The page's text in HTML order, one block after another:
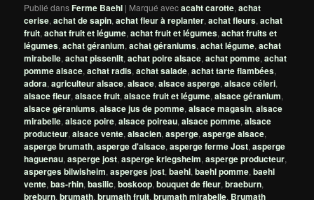
Publié dansFerme Baehl | Marqué avecacaht carotte,achat
cerise,achat de sapin,achat fleur à replanter,achat fleurs,achat
fruit,achat fruit et légume,achat fruit et légumes,achat fruits et
légumes,achat géranium,achat géraniums,achat légume,achat
mirabelle,achat pissenlit,achat poire alsace,achat pomme,achat
pomme alsace,achat radis,achat salade,achat tarte flambées,
adora,agriculteur alsace,alsace,alsace asperge,alsace céleri,
alsace fleur,alsace fruit,alsace fruit et légume,alsace géranium,
alsace géraniums,alsace jus de pomme,alsace magasin,alsace
mirabelle,alsace poire,alsace poireau,alsace pomme,alsace
producteur,alsace vente,alsacien,asperge,asperge alsace,
asperge brumath,asperge d'alsace,asperge ferme Jost,asperge
haguenau,asperge jost,asperge kriegsheim,asperge producteur,
asperges bilwisheim,asperges jost,baehl,baehl pomme,baehl
vente,bas-rhin,basilic,boskoop,bouquet de fleur,braeburn,
breburn,brumath,brumath fruit,brumath mirabelle, Brumath